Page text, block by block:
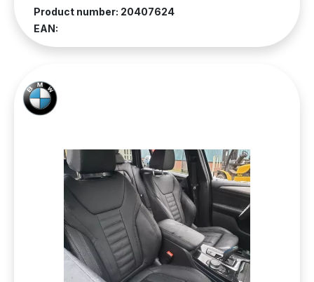
Product number: 20407624
EAN: